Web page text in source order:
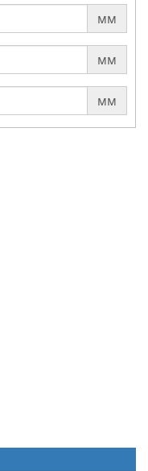
мм
мм
мм